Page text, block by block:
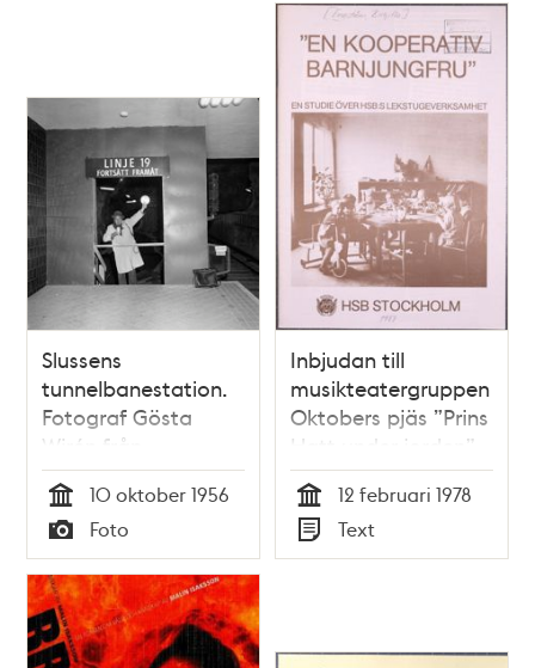
Slussens
tunnelbanestation.
Fotograf Gösta
Wirén från
Stockholms-
Tidningen
fotograferar den
nya gången för
tunnelbanetrafikanter
på linje 19 till
Högdalen
Tid
10 oktober 1956
Typ
Foto
Inbjudan till
musikteatergruppen
Oktobers pjäs ”Prins
Hatt under jorden”
Tid
12 februari 1978
Typ
Text